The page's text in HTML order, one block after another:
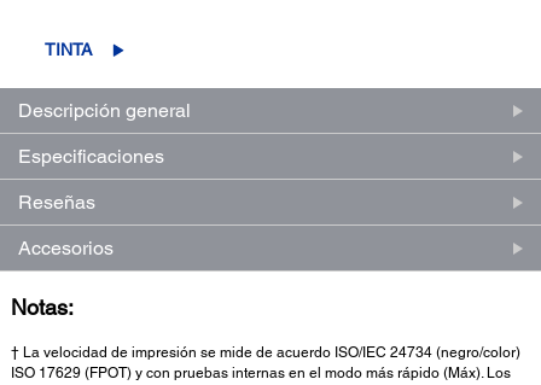
misma
TINTA
Descripción general
Especificaciones
Reseñas
Accesorios
Notas:
† La velocidad de impresión se mide de acuerdo ISO/IEC 24734 (negro/color)
ISO 17629 (FPOT) y con pruebas internas en el modo más rápido (Máx). Los